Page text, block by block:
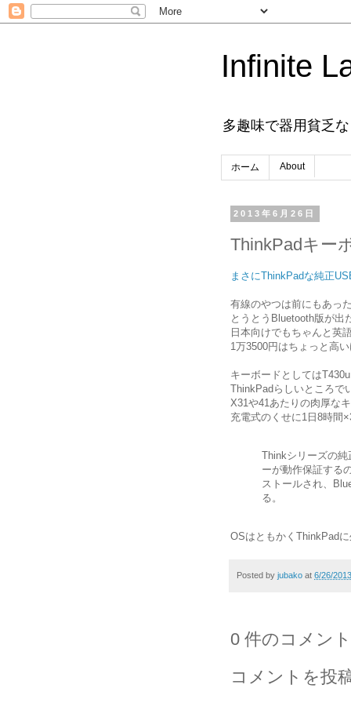
Infinite
多趣味で器用貧乏
ホーム About
2013年6月26日
ThinkPadキー
まさにThinkPadな純正
有線のやつは前にもあっ
とうとうBluetooth版が出
日本向けでもちゃんと英
1万3500円はちょっと高
キーボードとしては
ThinkPadらしいところで
X31や41あたりの肉厚な
充電式のくせに1日8時間
Thinkシリーズの
ーが動作保証する
ストールされ、
る。
OSはともかくThinkPad
Posted by jubako at 6/26/
0 件のコメン
コメントを投